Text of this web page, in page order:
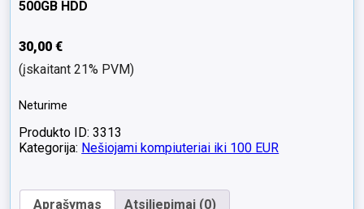
500GB HDD
30,00€
(įskaitant 21% PVM)
Neturime
Produkto ID: 3313
Kategorija: Nešiojami kompiuteriai iki 100 EUR
Aprašymas Atsiliepimai (0)